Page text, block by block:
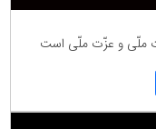
ملّی و عزّت ملّی است